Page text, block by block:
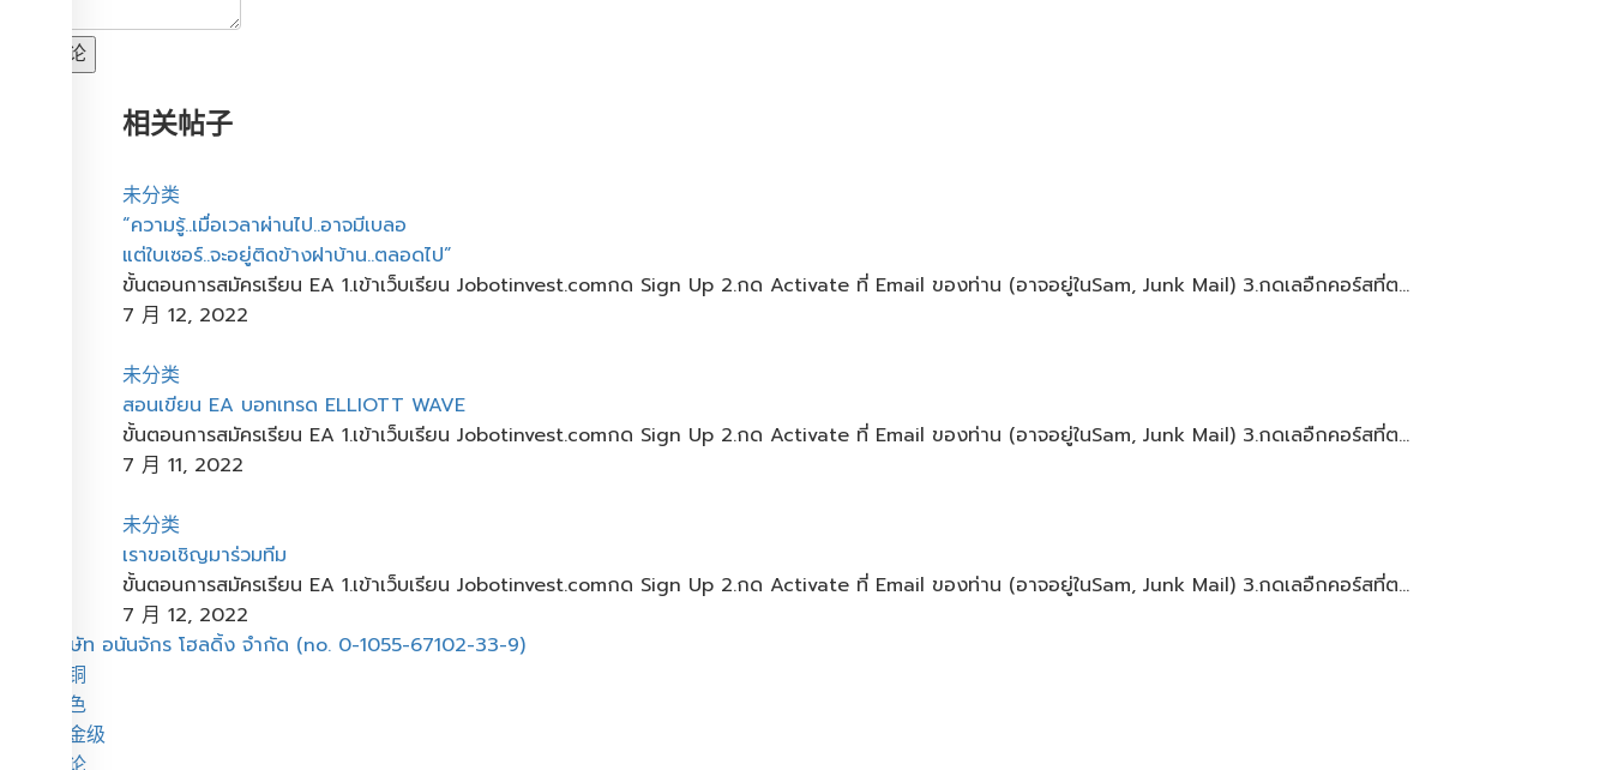
发表评论
相关帖子
未分类
“ความรู้..เมื่อเวลาผ่านไป..อาจมีเบลอ
แต่ใบเซอร์..จะอยู่ติดข้างฝาบ้าน..ตลอดไป”
ขั้นตอนการสมัครเรียน EA 1.เข้าเว็บเรียน Jobotinvest.comกด Sign Up 2.กด Activate ที่ Email ของท่าน (อาจอยู่ในSam, Junk Mail) 3.กดเลอืกคอร์สที่ต...
7 月 12, 2022
未分类
สอนเขียน​ ​EA บอทเทรด​ ELLIOTT WAVE
ขั้นตอนการสมัครเรียน EA 1.เข้าเว็บเรียน Jobotinvest.comกด Sign Up 2.กด Activate ที่ Email ของท่าน (อาจอยู่ในSam, Junk Mail) 3.กดเลอืกคอร์สที่ต...
7 月 11, 2022
未分类
เราขอเชิญมาร่วมทีม
ขั้นตอนการสมัครเรียน EA 1.เข้าเว็บเรียน Jobotinvest.comกด Sign Up 2.กด Activate ที่ Email ของท่าน (อาจอยู่ในSam, Junk Mail) 3.กดเลอืกคอร์สที่ต...
7 月 12, 2022
บริษัท อนันจักร โฮลดิ้ง จำกัด (no. 0-1055-67102-33-9)
青铜
金色
白金级